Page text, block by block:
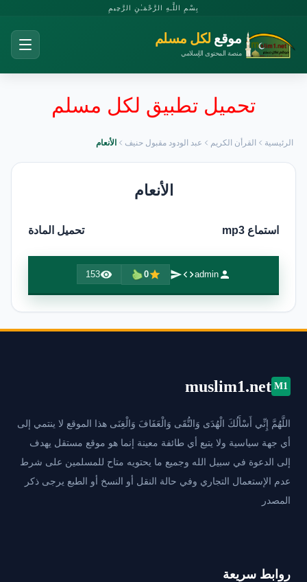
بِسْمِ اللَّـهِ الرَّحْمَـٰنِ الرَّحِيمِ
موقع لكل مسلم
منصة المحتوى الإسلامي
تحميل تطبيق لكل مسلم
الرئيسية القرأن الكريم عبد الودود مقبول حنيف الأنعام
الأنعام
استماع mp3 تحميل المادة
admin
0
153
M1
muslim1.net
اللَّهُمَّ إِنِّي أَسْأَلُكَ الْهُدَى وَالتُّقَى وَالْعَفَافَ وَالْغِنَى هذا الموقع لا ينتمي إلى
أي جهة سياسية ولا يتبع أي طائفة معينة إنما هو موقع مستقل يهدف
إلى الدعوة في سبيل الله وجميع ما يحتويه متاح للمسلمين على شرط
عدم الإستعمال التجاري وفي حالة النقل أو النسخ أو الطبع يرجى ذكر
المصدر
روابط سريعة